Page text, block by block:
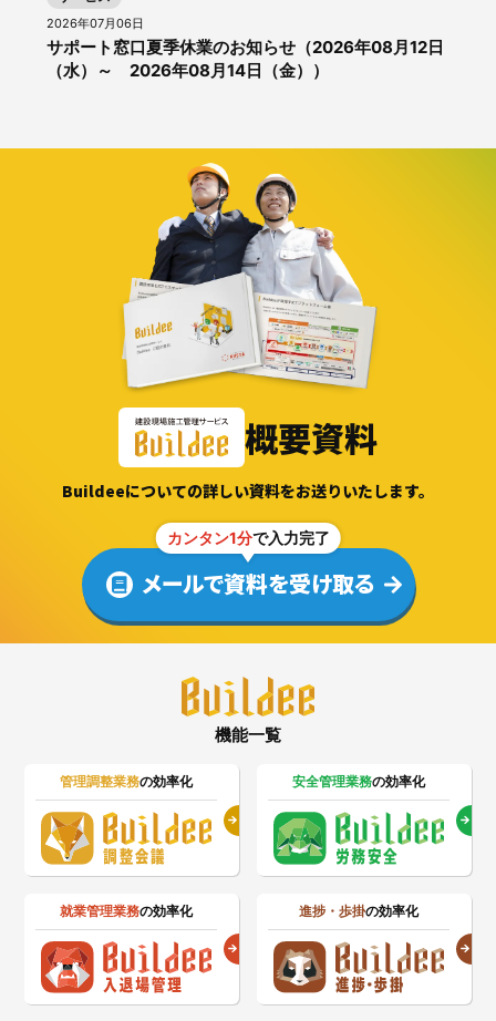
2026年07月06日
サポート窓口夏季休業のお知らせ（2026年08月12日
（水）～ 2026年08月14日（金））
概要資料
Buildeeについての詳しい資料をお送りいたします。
カンタン1分で入力完了
メールで資料を受け取る
機能一覧
管理調整業務の効率化 安全管理業務の効率化
就業管理業務の効率化 進捗・歩掛の効率化